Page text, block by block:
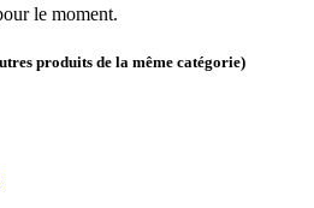
le moment.
produits de la même catégorie)